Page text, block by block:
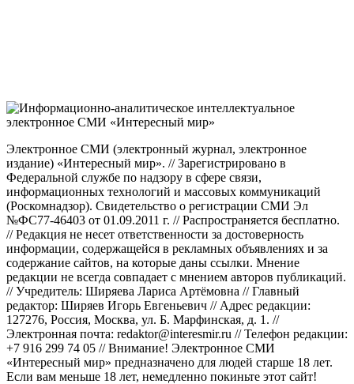
Электронное СМИ (электронный журнал, электронное
издание) «Интересный мир». // Зарегистрировано в
Федеральной службе по надзору в сфере связи,
информационных технологий и массовых коммуникаций
(Роскомнадзор). Свидетельство о регистрации СМИ Эл
№ФС77-46403 от 01.09.2011 г. // Распространяется бесплатно.
// Редакция не несет ответственности за достоверность
информации, содержащейся в рекламных объявлениях и за
содержание сайтов, на которые даны ссылки. Мнение
редакции не всегда совпадает с мнением авторов публикаций.
// Учредитель: Ширяева Лариса Артёмовна // Главный
редактор: Ширяев Игорь Евгеньевич // Адрес редакции:
127276, Россия, Москва, ул. Б. Марфинская, д. 1. //
Электронная почта: redaktor@interesmir.ru // Телефон редакции:
+7 916 299 74 05 // Внимание! Электронное СМИ
«Интересный мир» предназначено для людей старше 18 лет.
Если вам меньше 18 лет, немедленно покиньте этот сайт!